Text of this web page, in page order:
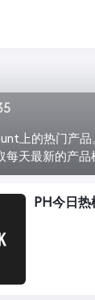
上的热门产
每天最新的产品
产品介绍，让
下午4点准时更
PH今日